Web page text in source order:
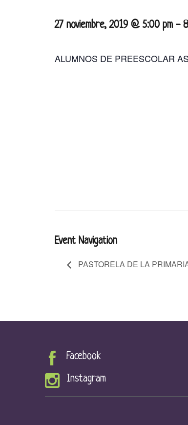
27 noviembre, 2019 @ 5:00 pm -
ALUMNOS DE PREESCOLAR
Event Navigation
PASTORELA DE LA
Facebook
Instagram